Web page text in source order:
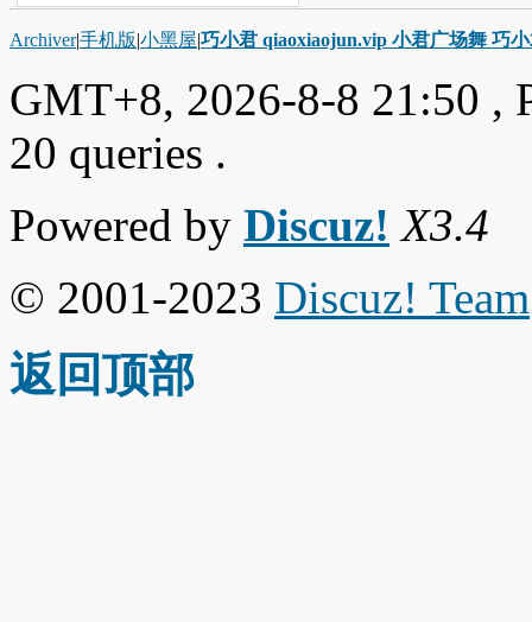
Archiver|手机版|小黑屋|巧小君 qiaoxiaojun.vip 小君广场舞 巧
GMT+8, 2026-8-8 21:50 ,
20 queries .
Powered by Discuz! X3.4
© 2001-2023 Discuz! Team
返回顶部